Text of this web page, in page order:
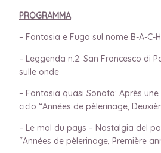
PROGRAMMA
– Fantasia e Fuga sul nome B-A-C-H
– Leggenda n.2: San Francesco di
sulle onde
– Fantasia quasi Sonata: Après
ciclo “Années de pèlerinage,
– Le mal du pays – Nostalgia del
“Années de pèlerinage, Première